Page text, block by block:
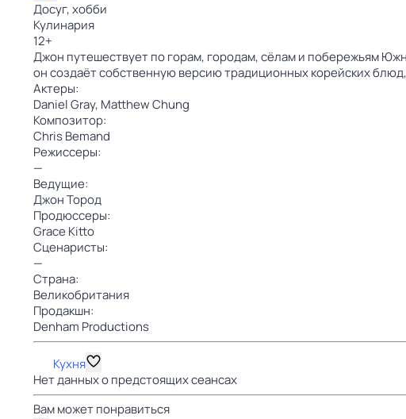
Досуг, хобби
Кулинария
12+
Джон путешествует по горам, городам, сёлам и побережьям
он создаёт собственную версию традиционных корейских
Актеры:
Daniel Gray, Matthew Chung
Композитор:
Chris Bemand
Режиссеры:
—
Ведущие:
Джон Тород
Продюссеры:
Grace Kitto
Сценаристы:
—
Страна:
Великобритания
Продакшн:
Denham Productions
Кухня
Нет данных о предстоящих сеансах
Вам может понравиться